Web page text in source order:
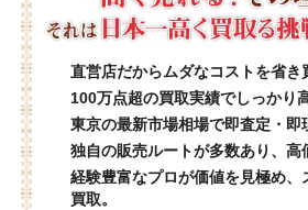
直営店だからムダなコストを省き
100万点超の買取実績でしっかり
東京の最新市場相場で即査定・即
独自の販売ルートが多数あり、高
経験豊富なプロが価値を見極め、
買取。